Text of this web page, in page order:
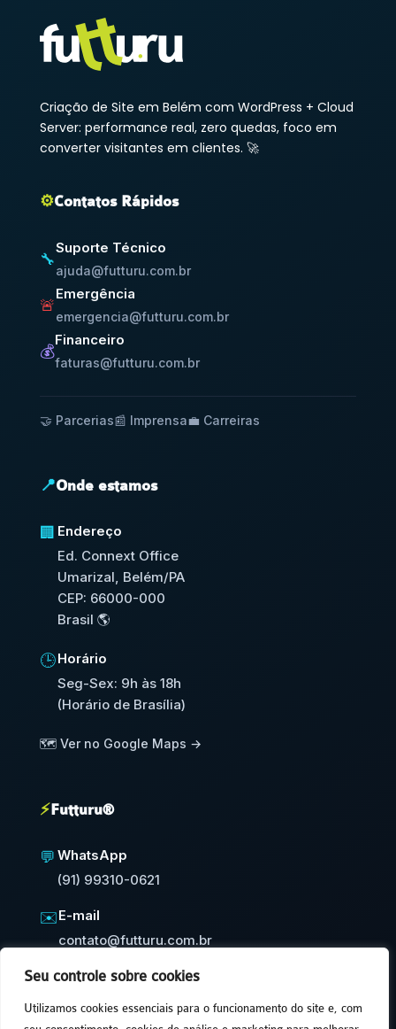
Seu controle sobre cookies
Utilizamos cookies essenciais para o funcionamento do site e, com
Criação de Site em Belém com WordPress + Cloud
Server: performance real, zero quedas, foco em
converter visitantes em clientes. 🚀
⚙️Contatos Rápidos
🔧
Suporte Técnico
ajuda@futturu.com.br
🚨
Emergência
emergencia@futturu.com.br
💰
Financeiro
faturas@futturu.com.br
🤝 Parcerias📰 Imprensa💼 Carreiras
📍Onde estamos
🏢 Endereço
Ed. Connext Office
Umarizal, Belém/PA
CEP: 66000-000
Brasil 🌎
🕒Horário
Seg-Sex: 9h às 18h
(Horário de Brasília)
🗺️ Ver no Google Maps →
⚡Futturu®
💬 WhatsApp
(91) 99310-0621
✉️E-mail
contato@futturu.com.br
⚡Resposta em até 24h úteis